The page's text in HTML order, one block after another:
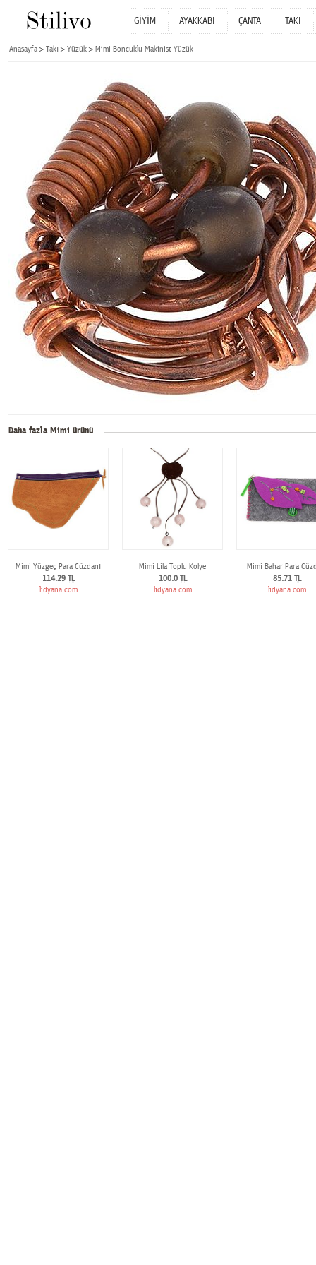
GİYİM AYAKKABI ÇANTA TAKI
Anasayfa Takı Yüzük Mimi Boncuklu Makinist Yüzük
Daha fazla Mimi ürünü
Mimi Yüzgeç Para Cüzdanı
114.29 TL
lidyana.com
Mimi Lila Toplu Kolye
100.0 TL
lidyana.com
Mimi Bahar Para
85.71 TL
lidyana.com